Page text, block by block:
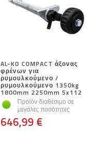
AL-KO COMPACT άξονας
φρένων για
ρυμουλκούμενο /
ρυμουλκούμενο 1350kg
1800mm 2250mm 5x112
Προϊόν διαθέσιμο σε
μεγάλες ποσότητες
646,99 €